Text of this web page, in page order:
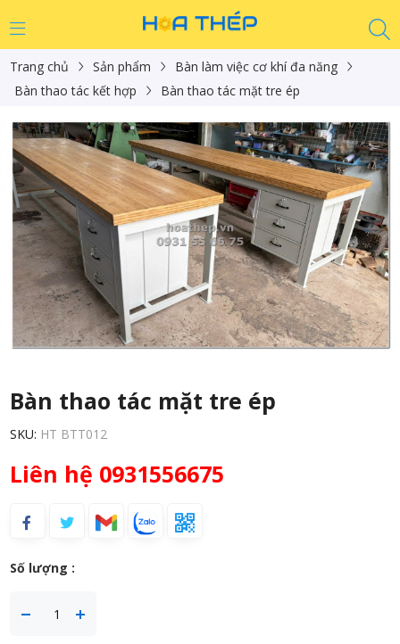
Trang chủ Sản phẩm
Bàn làm việc cơ khí đa năng
Bàn thao tác kết hợp
Bàn thao tác mặt tre ép
Bàn thao tác mặt tre ép
SKU: HT BTT012
Liên hệ 0931556675
Số lượng :